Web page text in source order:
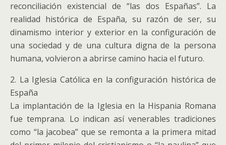
reconciliación existencial de “las dos Españas”. La
realidad histórica de España, su razón de ser, su
dinamismo interior y exterior en la configuración de
una sociedad y de una cultura digna de la persona
humana, volvieron a abrirse camino hacia el futuro.
2. La Iglesia Católica en la configuración histórica de
España
La implantación de la Iglesia en la Hispania Romana
fue temprana. Lo indican así venerables tradiciones
como “la jacobea” que se remonta a la primera mitad